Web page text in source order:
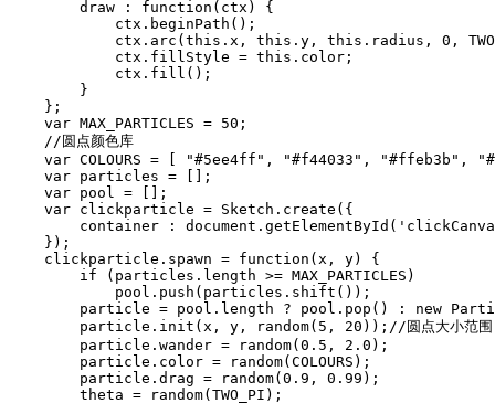
        draw : function(ctx) {
            ctx.beginPath();
ctx.arc(this.x, this.y, this.radius, 0,
            ctx.fillStyle = this.color;
            ctx.fill();
        }
    };
    var MAX_PARTICLES = 50;
    //圆点颜色库
var COLOURS = [ "#5ee4ff", "#f44033", "#ffeb3b",
    var particles = [];
    var pool = [];
    var clickparticle = Sketch.create({
container :
    });
    clickparticle.spawn = function(x, y) {
        if (particles.length >= MAX_PARTICLES)
            pool.push(particles.shift());
particle = pool.length ? pool.pop() : new
        particle.init(x, y, random(5, 20));//圆点大小范围
        particle.wander = random(0.5, 2.0);
        particle.color = random(COLOURS);
        particle.drag = random(0.9, 0.99);
        theta = random(TWO_PI);